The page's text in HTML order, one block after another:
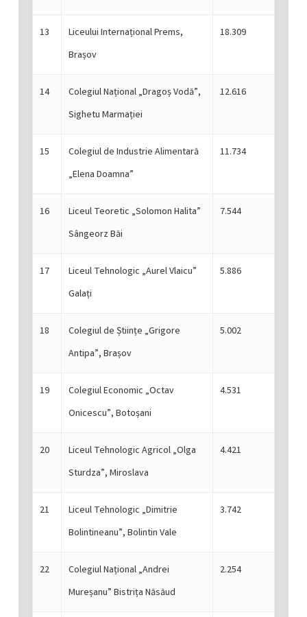
13
Liceului Internațional Prems,
Brașov
18.309
14
Colegiul Național „Dragoș Vodă”,
Sighetu Marmației
12.616
15
Colegiul de Industrie Alimentară
„Elena Doamna”
11.734
16
Liceul Teoretic „Solomon Halita”
Sângeorz Băi
7.544
17
Liceul Tehnologic „Aurel Vlaicu”
Galați
5.886
18
Colegiul de Științe „Grigore
Antipa”, Brașov
5.002
19
Colegiul Economic „Octav
Onicescu”, Botoșani
4.531
20
Liceul Tehnologic Agricol „Olga
Sturdza”, Miroslava
4.421
21
Liceul Tehnologic „Dimitrie
Bolintineanu”, Bolintin Vale
3.742
22
Colegiul Național „Andrei
Mureșanu” Bistrița Năsăud
2.254